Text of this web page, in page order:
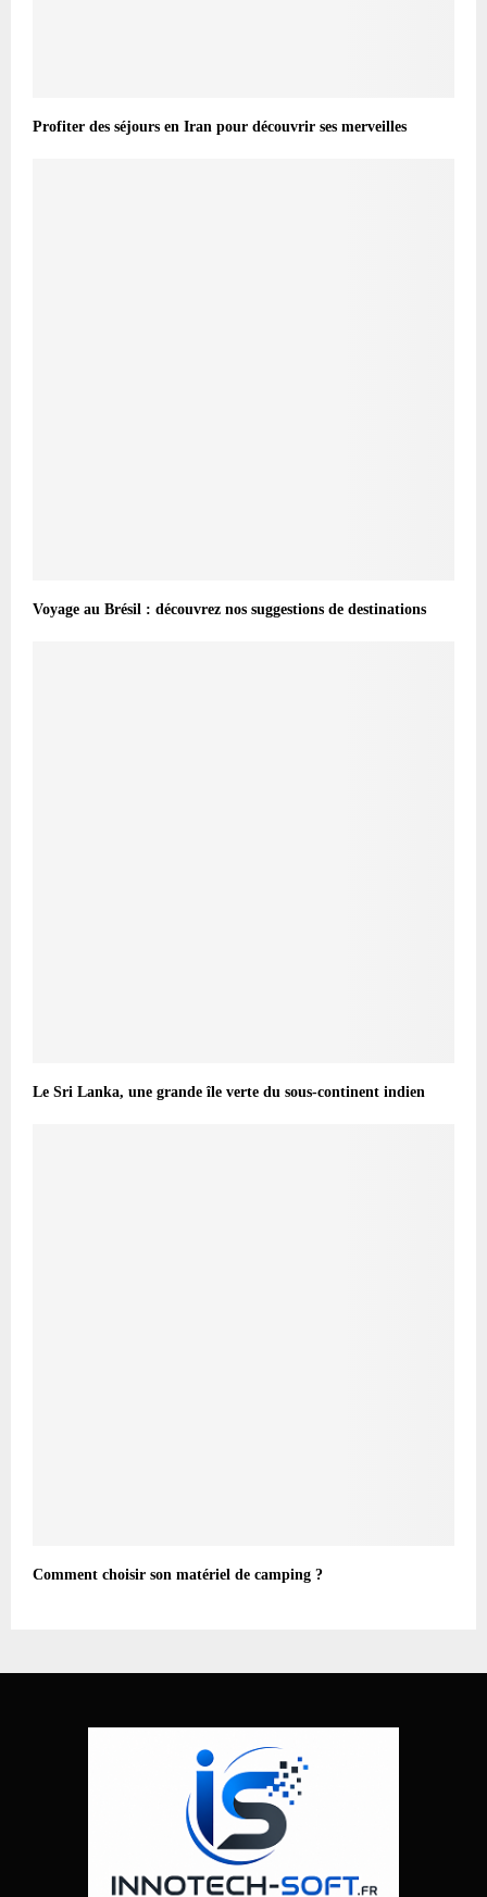
Profiter des séjours en Iran pour découvrir ses merveilles
Voyage au Brésil : découvrez nos suggestions de destinations
Le Sri Lanka, une grande île verte du sous-continent indien
Comment choisir son matériel de camping ?